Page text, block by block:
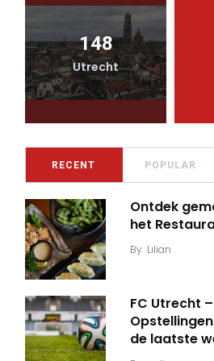
148
Utrecht
RECENT POPULAR
Ontdek
het
By Lilian
FC Utrecht
de laatste